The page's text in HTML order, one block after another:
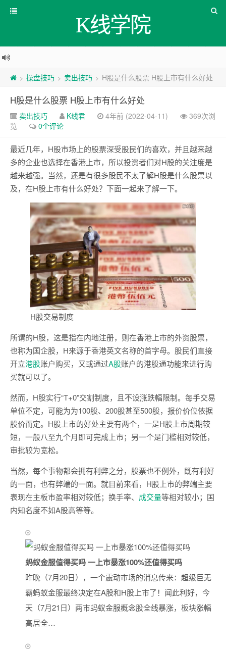
K线学院
> 操盘技巧 > 卖出技巧 > H股是什么股票 H股上市有什么好处
H股是什么股票 H股上市有什么好处
卖出技巧 K线君 4年前 (2022-04-11)
369次浏
览
0个评论
最近几年，H股市场上的股票深受股民们的喜欢，并且越来越
多的企业也选择在香港上市，所以投资者们对H股的关注度是
越来越强。当然，还是有很多股民不太了解H股是什么股票以
及，在H股上市有什么好处？下面一起来了解一下。
H股交易制度
所谓的H股，这是指在内地注册，则在香港上市的外资股票，
也称为国企股，H来源于香港英文名称的首字母。股民们直接
开立港股账户购买，又或通过A股账户的港股通功能来进行购
买就可以了。
然而，H股实行“T+0”交割制度，且不设涨跌幅限制。每手交易
单位不定，可能为为100股、200股甚至500股，报价价位依据
股价而定。H股上市的好处主要有两个，一是H股上市周期较
短，一般八至九个月即可完成上市；另一个是门槛相对较低，
审批较为宽松。
当然，每个事物都会拥有利弊之分，股票也不例外，既有利好
的一面，也有弊端的一面。就目前来看，H股上市的弊端主要
表现在主板市盈率相对较低；换手率、 成交量等相对较小；国
内知名度不如A股高等等。
蚂蚁金服值得买吗 一上市暴涨100%还值得买吗
昨晚（7月20日），一个震动市场的消息传来：超级巨无
霸蚂蚁金服最终决定在A股和H股上市了！闻此利好，今
天（7月21日）两市蚂蚁金服概念股全线暴涨，板块涨幅
高居全…